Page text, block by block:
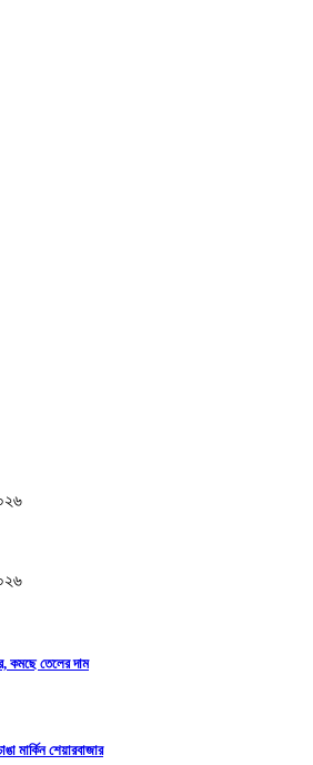
কমছে তেলের দাম
মার্কিন শেয়ারবাজার